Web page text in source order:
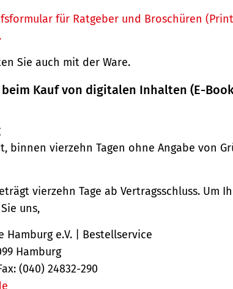
für Ratgeber und Broschüren
Sie auch mit der Ware.
Kauf von digitalen Inhalten (E-
binnen vierzehn Tagen ohne Angabe von
vierzehn Tage ab Vertragsschluss. Um
uns,
Hamburg e.V. | Bestellservice
Hamburg
(040) 24832-290